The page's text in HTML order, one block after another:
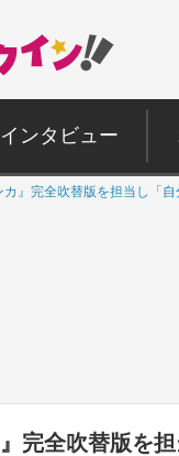
インタビュー
』完全吹替版を担当し「自
完全吹替版を